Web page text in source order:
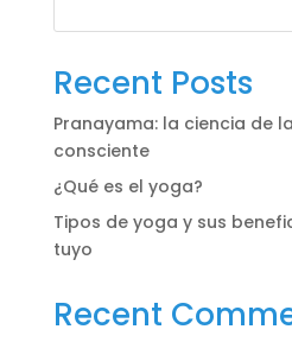
Recent Posts
Pranayama: la ciencia de
consciente
¿Qué es el yoga?
Tipos de yoga y sus
tuyo
Recent